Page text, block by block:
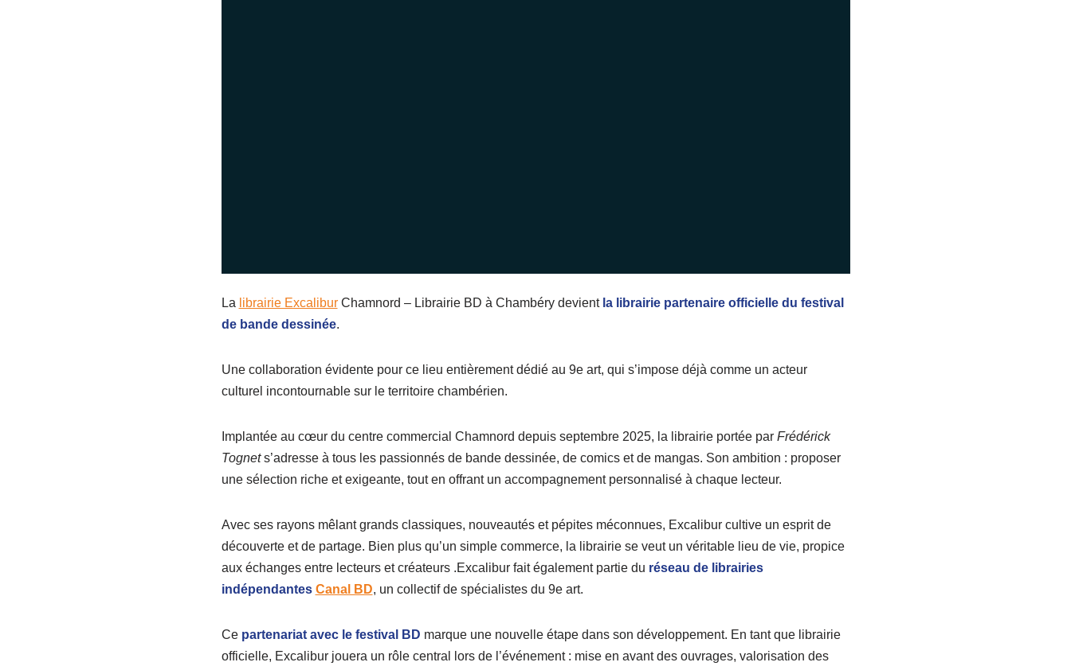
La librairie ExcaliburChamnord – Librairie BD à Chambéry devient la librairie partenaire officielle du festival
de bande dessinée.
Une collaboration évidente pour ce lieu entièrement dédié au 9e art, qui s’impose déjà comme un acteur
culturel incontournable sur le territoire chambérien.
Implantée au cœur du centre commercial Chamnord depuis septembre 2025, la librairie portée par Frédérick
Tognets’adresse à tous les passionnés de bande dessinée, de comics et de mangas. Son ambition : proposer
une sélection riche et exigeante, tout en offrant un accompagnement personnalisé à chaque lecteur.
Avec ses rayons mêlant grands classiques, nouveautés et pépites méconnues, Excalibur cultive un esprit de
découverte et de partage. Bien plus qu’un simple commerce, la librairie se veut un véritable lieu de vie, propice
aux échanges entre lecteurs et créateurs .Excalibur fait également partie du réseau de librairies
indépendantes Canal BD, un collectif de spécialistes du 9e art.
Ce partenariat avec le festival BD marque une nouvelle étape dans son développement. En tant que librairie
officielle, Excalibur jouera un rôle central lors de l’événement : mise en avant des ouvrages, valorisation des